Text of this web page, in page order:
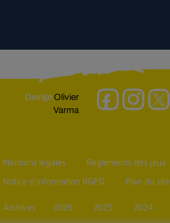
DesignOlivier
Varma
Mentions légales Règlements des jeux
Notice d’information RGPD Plan du site
Archives 2026 2025 2024